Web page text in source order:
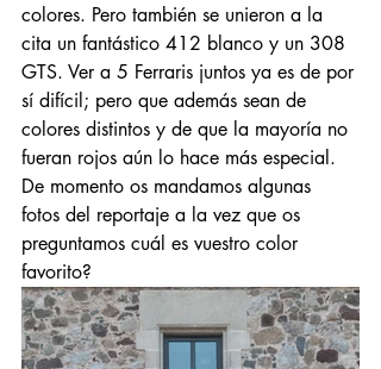
colores. Pero también se unieron a la
cita un fantástico 412 blanco y un 308
GTS. Ver a 5 Ferraris juntos ya es de por
sí difícil; pero que además sean de
colores distintos y de que la mayoría no
fueran rojos aún lo hace más especial.
De momento os mandamos algunas
fotos del reportaje a la vez que os
preguntamos cuál es vuestro color
favorito?